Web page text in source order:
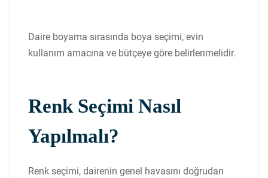
Daire boyama sırasında boya seçimi, evin
kullanım amacına ve bütçeye göre belirlenmelidir.
Renk Seçimi Nasıl
Yapılmalı?
Renk seçimi, dairenin genel havasını doğrudan